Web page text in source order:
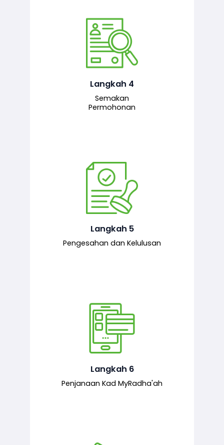
Langkah 4
Semakan
Permohonan
Pegawai penyemak menyemak
maklumat yang dikemukakan. Jika
semua maklumat adalah lengkap dan
kepada pegawai pelulus untuk
tindakan seterusnya.
Langkah 5
Pengesahan dan Kelulusan
Pegawai pelulus menilai permohonan
dan memberi pengesahan serta
kelulusan akhir sekiranya semuanya
mematuhi syarat ditetapkan.
Langkah 6
Penjanaan Kad MyRadha'ah
Setelah permohonan diluluskan, kad
MyRadha’ah akan dijana.